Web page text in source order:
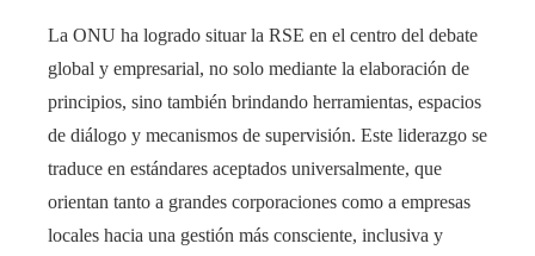
La ONU ha logrado situar la RSE en el centro del debate
global y empresarial, no solo mediante la elaboración de
principios, sino también brindando herramientas, espacios
de diálogo y mecanismos de supervisión. Este liderazgo se
traduce en estándares aceptados universalmente, que
orientan tanto a grandes corporaciones como a empresas
locales hacia una gestión más consciente, inclusiva y